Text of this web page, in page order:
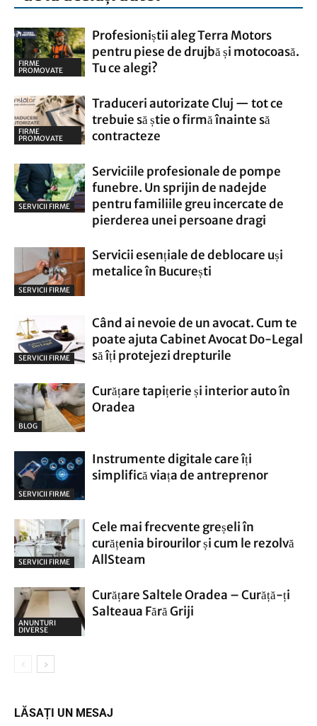
FIRME
PROMOVATE
Profesioniștii aleg Terra Motors
pentru piese de drujbă și motocoasă.
Tu ce alegi?
FIRME
PROMOVATE
Traduceri autorizate Cluj — tot ce
trebuie să știe o firmă înainte să
contracteze
SERVICII FIRME
Serviciile profesionale de pompe
funebre. Un sprijin de nadejde
pentru familiile greu incercate de
pierderea unei persoane dragi
SERVICII FIRME
Servicii esențiale de deblocare uși
metalice în București
SERVICII FIRME
Când ai nevoie de un avocat. Cum te
poate ajuta Cabinet Avocat Do-Legal
să îți protejezi drepturile
BLOG
Curățare tapițerie și interior auto în
Oradea
SERVICII FIRME
Instrumente digitale care îți
simplifică viața de antreprenor
SERVICII FIRME
Cele mai frecvente greșeli în
curățenia birourilor și cum le rezolvă
AllSteam
ANUNTURI
DIVERSE
Curățare Saltele Oradea – Curăță-ți
Salteaua Fără Griji
LĂSAȚI UN MESAJ